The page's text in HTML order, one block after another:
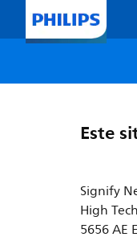
Este
Signify
High
5656 AE